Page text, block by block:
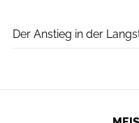
Der Anstieg in der